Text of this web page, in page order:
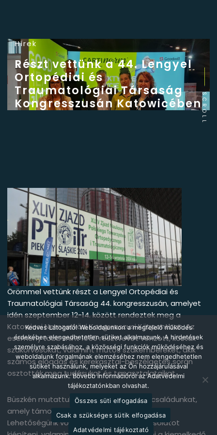
Hírek
Részt vettünk a 44. Lengyel
Ortopédiai és
Traumatológiai Társaság
Kongresszusán KatowicébenSCROLL
Örömmel vettünk részt a Lengyel Ortopédiai és
Traumatológiai Társaság 44. kongresszusán, amelyet
idén szeptember 12-14. között rendeztek meg a
Katowicei Nemzetközi Kongresszusi Központban. Az
esemény több mint 1050 résztvevőt vonzott, köztük
szakorvosokat, valamint műtős szakembereket, akik
számos előadás és kerekasztal-beszélgetés során
osztották meg tudásukat és tapasztalataikat.
Büszkén mutattuk be Cartinorm termékcsaládunkat,
amely támogatja az ízületek egészségét.
Lehetőségünk volt számos értékes kapcsolatot
Kedves Látogató! Weboldalunkon a megfelelő működés
érdekében elengedhetetlen sütiket alkalmazunk. A hirdetések
személyre szabásához, a közösségi funkciók működéséhez és
weboldalunk forgalmának elemzéséhez nem elengedhetetlen
sütiket használunk, melyeket az Ön hozzájárulásával
alkalmazunk. Bővebb információról az Adatvédelmi
tájékoztatónkban olvashat.
Összes süti elfogadása
Csak a szükséges sütik elfogadása
Adatvédelmi tájékoztató